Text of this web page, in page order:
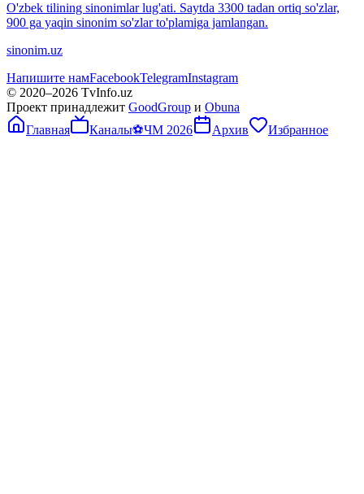
O'zbek tilining sinonimlar lug'ati. Saytda 3300 tadan ortiq so'zlar,
900 ga yaqin sinonim so'zlar to'plamiga jamlangan.
sinonim.uz
Напишите намFacebookTelegramInstagram
© 2020–2026 TvInfo.uz
Проект принадлежит GoodGroup и Obuna
Главная
Каналы⚽ЧМ 2026 Архив Избранное